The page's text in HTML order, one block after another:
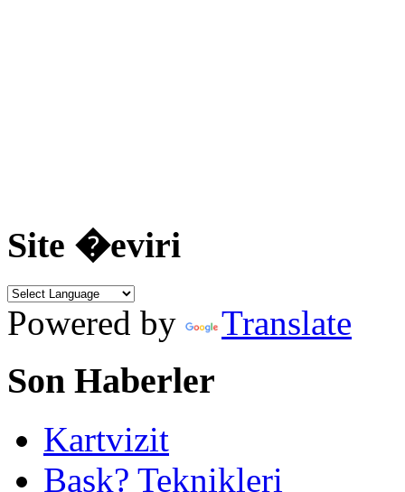
Site �eviri
Powered by Translate
Son Haberler
Kartvizit
Bask? Teknikleri